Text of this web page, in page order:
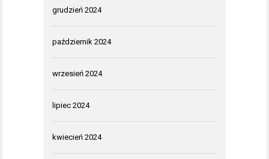
grudzień 2024
październik 2024
wrzesień 2024
lipiec 2024
kwiecień 2024